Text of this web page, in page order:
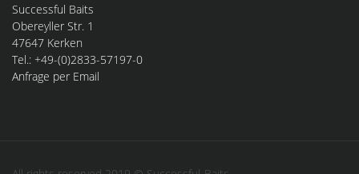
Successful Baits
Obereyller Str. 1
47647 Kerken
Tel.: +49-(0)2833-57197-0
Anfrage per Email